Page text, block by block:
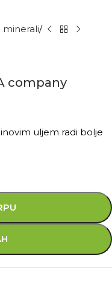
minerali
company
uljem radi bolje